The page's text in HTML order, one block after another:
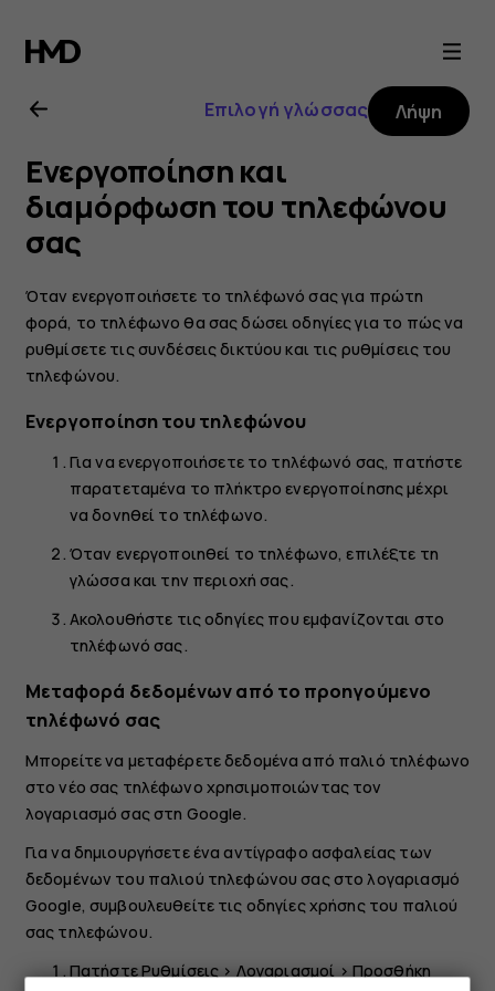
Οδηγίες
χρήσης
Nokia
5.3
Επιλογή γλώσσας Λήψη
Ενεργοποίηση και
διαμόρφωση του τηλεφώνου
σας
Όταν ενεργοποιήσετε το τηλέφωνό σας για πρώτη
φορά, το τηλέφωνο θα σας δώσει οδηγίες για το πώς να
ρυθμίσετε τις συνδέσεις δικτύου και τις ρυθμίσεις του
τηλεφώνου.
Ενεργοποίηση του τηλεφώνου
Για να ενεργοποιήσετε το τηλέφωνό σας, πατήστε
παρατεταμένα το πλήκτρο ενεργοποίησης μέχρι
να δονηθεί το τηλέφωνο.
Όταν ενεργοποιηθεί το τηλέφωνο, επιλέξτε τη
γλώσσα και την περιοχή σας.
Ακολουθήστε τις οδηγίες που εμφανίζονται στο
τηλέφωνό σας.
Μεταφορά δεδομένων από το προηγούμενο
τηλέφωνό σας
Μπορείτε να μεταφέρετε δεδομένα από παλιό τηλέφωνο
στο νέο σας τηλέφωνο χρησιμοποιώντας τον
λογαριασμό σας στη Google.
Για να δημιουργήσετε ένα αντίγραφο ασφαλείας των
δεδομένων του παλιού τηλεφώνου σας στο λογαριασμό
Google, συμβουλευθείτε τις οδηγίες χρήσης του παλιού
σας τηλεφώνου.
ΠατήστεΡυθμίσεις > Λογαριασμοί > Προσθήκη